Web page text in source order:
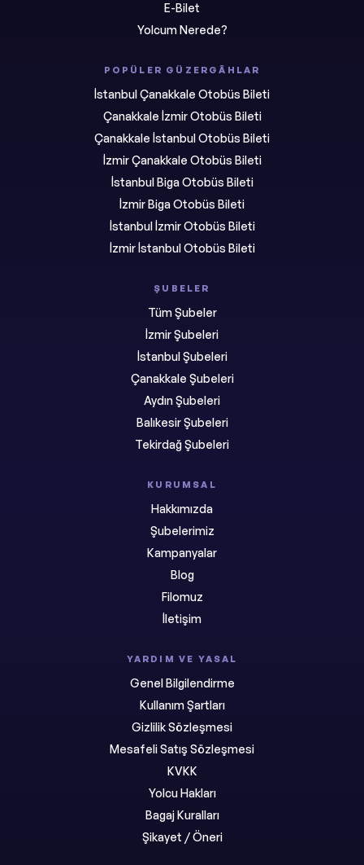
E-Bilet
Yolcum Nerede?
POPÜLER GÜZERGÂHLAR
İstanbul Çanakkale Otobüs Bileti
Çanakkale İzmir Otobüs Bileti
Çanakkale İstanbul Otobüs Bileti
İzmir Çanakkale Otobüs Bileti
İstanbul Biga Otobüs Bileti
İzmir Biga Otobüs Bileti
İstanbul İzmir Otobüs Bileti
İzmir İstanbul Otobüs Bileti
ŞUBELER
Tüm Şubeler
İzmir Şubeleri
İstanbul Şubeleri
Çanakkale Şubeleri
Aydın Şubeleri
Balıkesir Şubeleri
Tekirdağ Şubeleri
KURUMSAL
Hakkımızda
Şubelerimiz
Kampanyalar
Blog
Filomuz
İletişim
YARDIM VE YASAL
Genel Bilgilendirme
Kullanım Şartları
Gizlilik Sözleşmesi
Mesafeli Satış Sözleşmesi
KVKK
Yolcu Hakları
Bagaj Kuralları
Şikayet / Öneri